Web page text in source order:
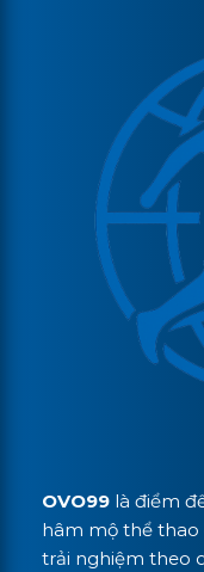
OVO99 là điểm
hâm mộ thể
trải nghiệm theo